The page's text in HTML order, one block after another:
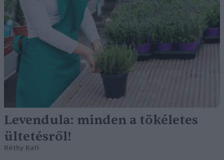
Levendula: minden a tökéletes
ültetésről!
Réthy Kati